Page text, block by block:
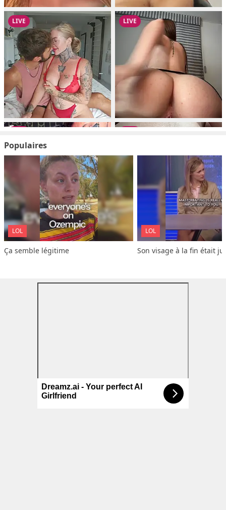
Populaires
LOL
Ça semble légitime
LOL
Son visage à la fin était